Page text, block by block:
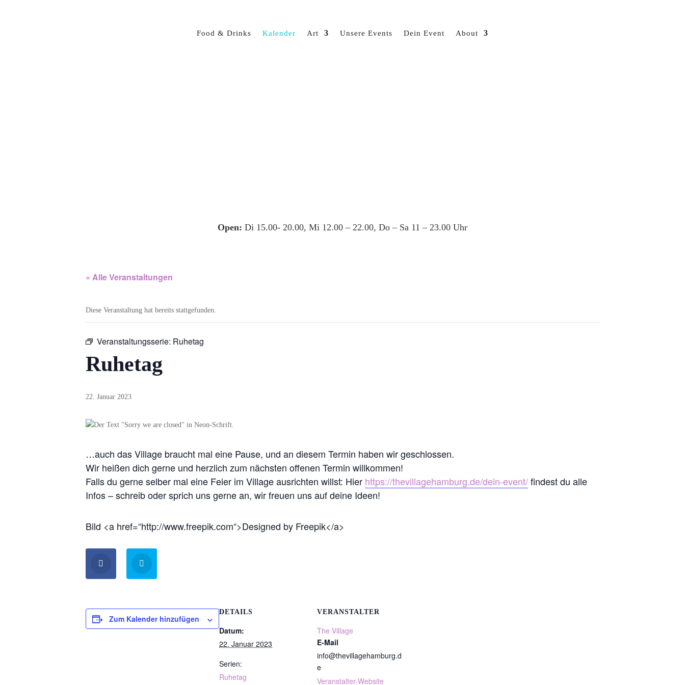
Food & Drinks Kalender Art Unsere Events Dein Event About
Open: Di 15.00- 20.00, Mi 12.00 – 22.00, Do – Sa 11 – 23.00 Uhr
« Alle Veranstaltungen
Diese Veranstaltung hat bereits stattgefunden.
Veranstaltungsserie: Ruhetag
Ruhetag
22. Januar 2023
…auch das Village braucht mal eine Pause, und an diesem Termin haben wir geschlossen.
Wir heißen dich gerne und herzlich zum nächsten offenen Termin willkommen!
Falls du gerne selber mal eine Feier im Village ausrichten willst: Hier https://thevillagehamburg.de/dein-event/findest du alle
Infos – schreib oder sprich uns gerne an, wir freuen uns auf deine Ideen!
Bild <a href=“http://www.freepik.com“>Designed by Freepik</a>
Zum Kalender hinzufügen
DETAILS
Datum:
22. Januar 2023
Serien:
Ruhetag
VERANSTALTER
The Village
E-Mail
info@thevillagehamburg.d
e
Veranstalter-Website